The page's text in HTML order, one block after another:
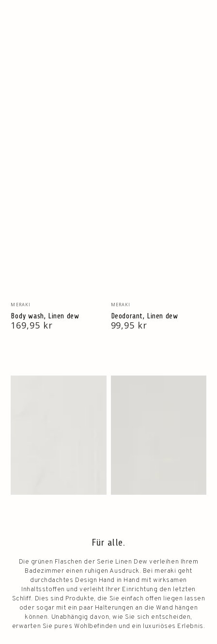
Verkäufer/in:
MERAKI
Body wash, Linen dew
Regulärer
Preis
169,95 kr
Verkäufer/in:
MERAKI
Deodorant, Linen dew
Regulärer
Preis
99,95 kr
Für alle.
Die grünen Flaschen der Serie Linen Dew verleihen Ihrem
Badezimmer einen ruhigen Ausdruck. Bei meraki geht
durchdachtes Design Hand in Hand mit wirksamen
Inhaltsstoffen und verleiht Ihrer Einrichtung den letzten
Schliff. Dies sind Produkte, die Sie einfach offen liegen lassen
oder sogar mit ein paar Halterungen an die Wand hängen
können. Unabhängig davon, wie Sie sich entscheiden,
erwarten Sie pures Wohlbefinden und ein luxuriöses Erlebnis.